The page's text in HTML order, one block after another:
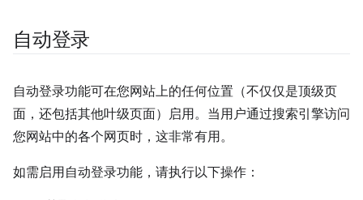
自动登录
自动登录功能可在您网站上的任何位置（不仅仅是顶级页
面，还包括其他叶级页面）启用。当用户通过搜索引擎访问
您网站中的各个网页时，这非常有用。
如需启用自动登录功能，请执行以下操作：